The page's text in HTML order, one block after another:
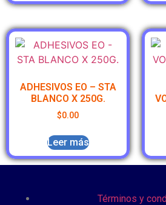
ADHESIVOS EO – STA
BLANCO X 250G.
$0.00
Leer más
Términos y